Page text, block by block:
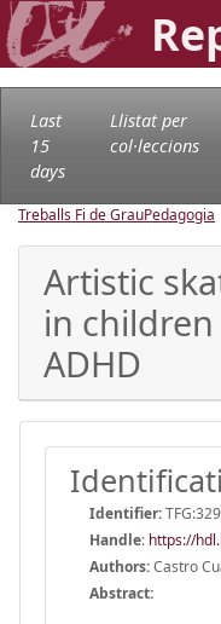
Last
15
days
Llistat per
col·leccions
Treballs Fi de GrauPedagogia
Artistic
in
ADHD
Identifier:
Handle: https://
Authors:Castro
Abstract: